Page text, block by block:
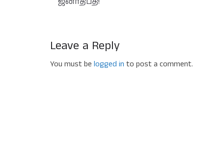
Leave a Reply
You must be logged in to post a comment.